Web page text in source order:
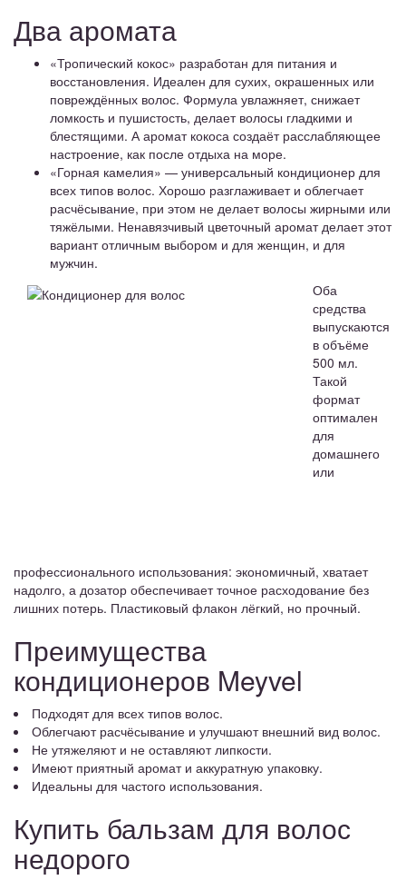
Два аромата
«Тропический кокос» разработан для питания и
восстановления. Идеален для сухих, окрашенных или
повреждённых волос. Формула увлажняет, снижает
ломкость и пушистость, делает волосы гладкими и
блестящими. А аромат кокоса создаёт расслабляющее
настроение, как после отдыха на море.
«Горная камелия» — универсальный кондиционер для
всех типов волос. Хорошо разглаживает и облегчает
расчёсывание, при этом не делает волосы жирными или
тяжёлыми. Ненавязчивый цветочный аромат делает этот
вариант отличным выбором и для женщин, и для
мужчин.
Оба
средства
выпускаются
в объёме
500 мл.
Такой
формат
оптимален
для
домашнего
или
профессионального использования: экономичный, хватает
надолго, а дозатор обеспечивает точное расходование без
лишних потерь. Пластиковый флакон лёгкий, но прочный.
Преимущества
кондиционеров Meyvel
Подходят для всех типов волос.
Облегчают расчёсывание и улучшают внешний вид волос.
Не утяжеляют и не оставляют липкости.
Имеют приятный аромат и аккуратную упаковку.
Идеальны для частого использования.
Купить бальзам для волос
недорого